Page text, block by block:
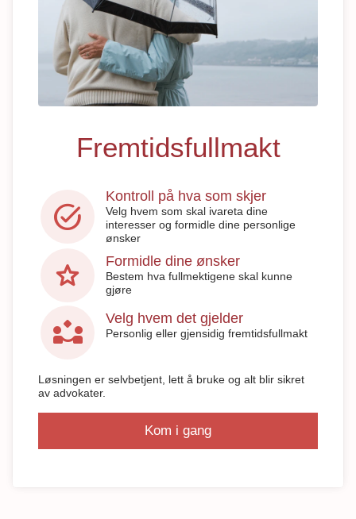
Fremtidsfullmakt
task_alt
Kontroll på hva som skjer
Velg hvem som skal ivareta dine
interesser og formidle dine personlige
ønsker
star Formidle dine ønsker
Bestem hva fullmektigene skal kunne
gjøre
partner_exchange Velg hvem det gjelder
Personlig eller gjensidig fremtidsfullmakt
Løsningen er selvbetjent, lett å bruke og alt blir sikret
av advokater.
Kom i gang